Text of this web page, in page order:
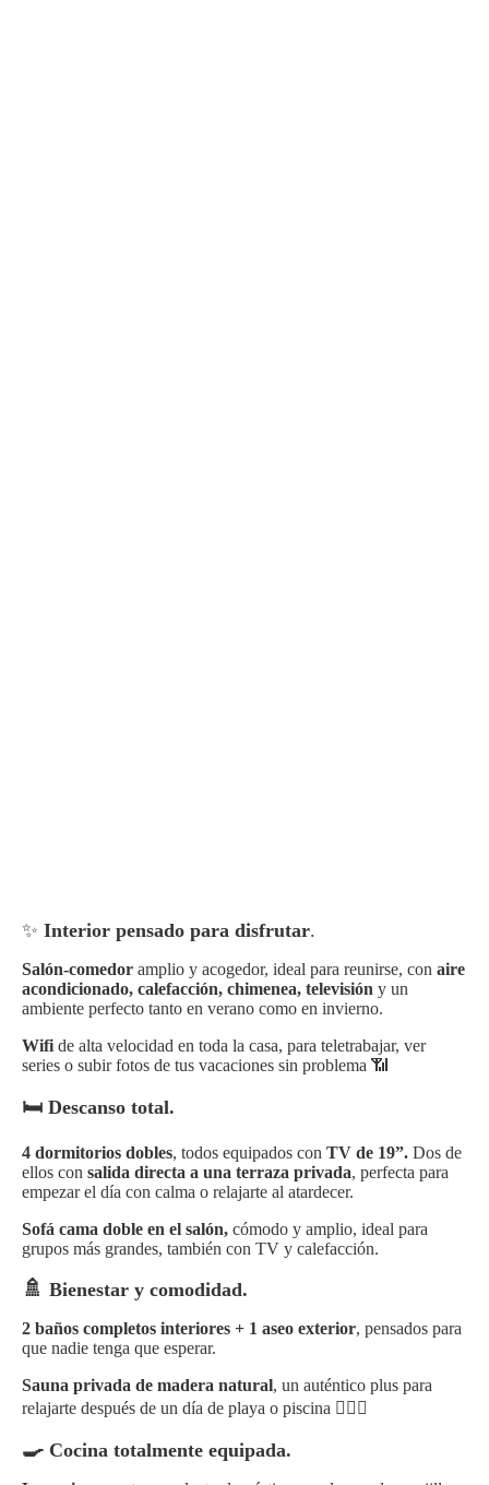
✨ Interior pensado para disfrutar.
Salón-comedor amplio y acogedor, ideal para reunirse, con aire
acondicionado, calefacción, chimenea, televisión y un
ambiente perfecto tanto en verano como en invierno.
Wifi de alta velocidad en toda la casa, para teletrabajar, ver
series o subir fotos de tus vacaciones sin problema 📶
🛏️ Descanso total.
4 dormitorios dobles, todos equipados con TV de 19”. Dos de
ellos con salida directa a una terraza privada, perfecta para
empezar el día con calma o relajarte al atardecer.
Sofá cama doble en el salón, cómodo y amplio, ideal para
grupos más grandes, también con TV y calefacción.
🚿 Bienestar y comodidad.
2 baños completos interiores + 1 aseo exterior, pensados para
que nadie tenga que esperar.
Sauna privada de madera natural, un auténtico plus para
relajarte después de un día de playa o piscina 🧖‍♂️✨
🍳 Cocina totalmente equipada.